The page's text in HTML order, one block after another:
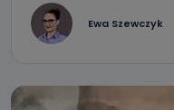
Ewa Szewczyk